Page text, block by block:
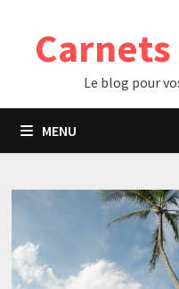
contenu
Le blog pour
MENU